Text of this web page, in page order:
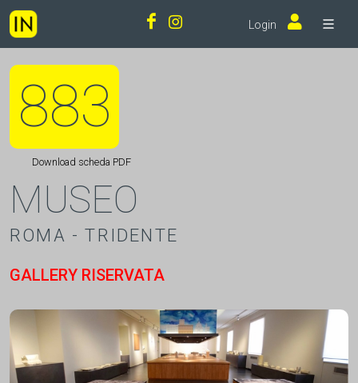
Login
883
Download scheda PDF
MUSEO
ROMA - TRIDENTE
GALLERY RISERVATA